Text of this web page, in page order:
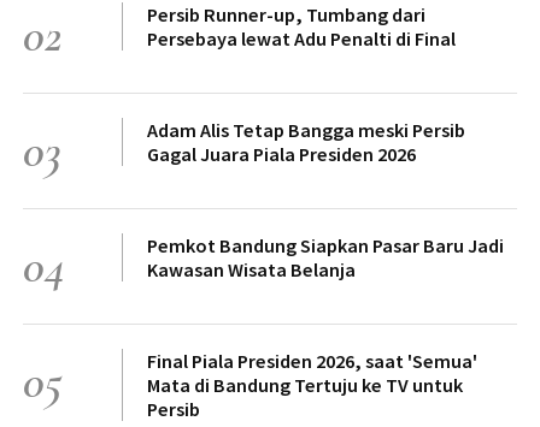
02
Persib Runner-up, Tumbang dari
Persebaya lewat Adu Penalti di Final
03
Adam Alis Tetap Bangga meski Persib
Gagal Juara Piala Presiden 2026
04
Pemkot Bandung Siapkan Pasar Baru Jadi
Kawasan Wisata Belanja
05
Final Piala Presiden 2026, saat 'Semua'
Mata di Bandung Tertuju ke TV untuk
Persib